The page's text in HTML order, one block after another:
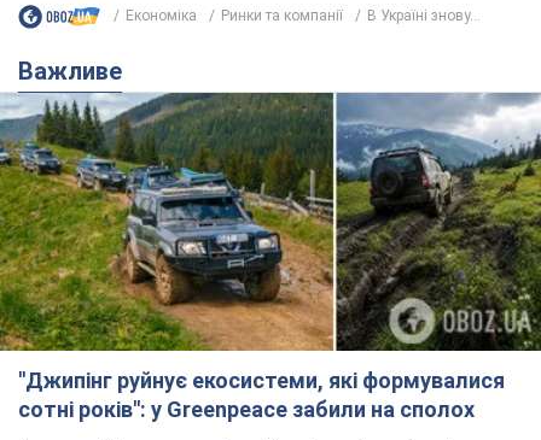
Економіка Ринки та компанії В Україні знову...
Важливе
"Джипінг руйнує екосистеми, які формувалися
сотні років": у Greenpeace забили на сполох